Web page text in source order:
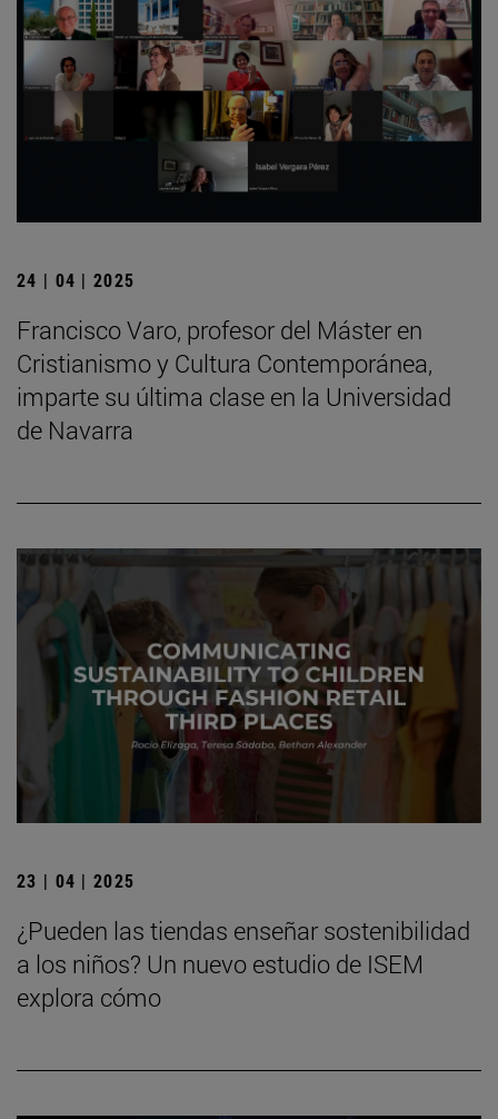
24 | 04 | 2025
Francisco Varo, profesor del Máster en
Cristianismo y Cultura Contemporánea,
imparte su última clase en la Universidad
de Navarra
23 | 04 | 2025
¿Pueden las tiendas enseñar sostenibilidad
a los niños? Un nuevo estudio de ISEM
explora cómo